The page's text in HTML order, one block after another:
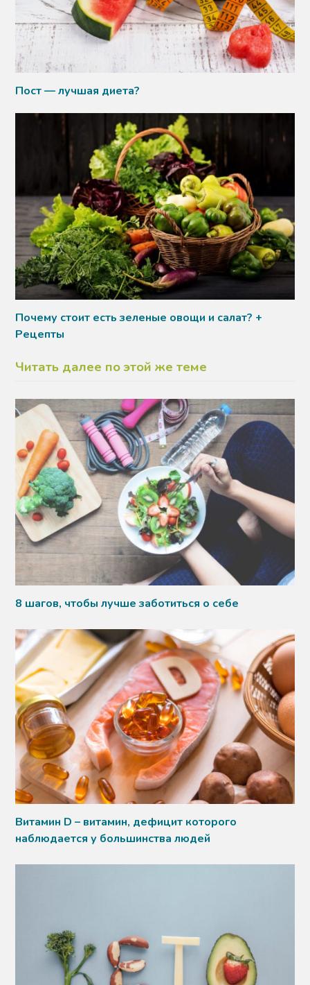
Пост — лучшая диета?
Почему стоит есть зеленые овощи и салат? +
Рецепты
Читать далее по этой же теме
8 шагов, чтобы лучше заботиться о себе
Витамин D – витамин, дефицит которого
наблюдается у большинства людей